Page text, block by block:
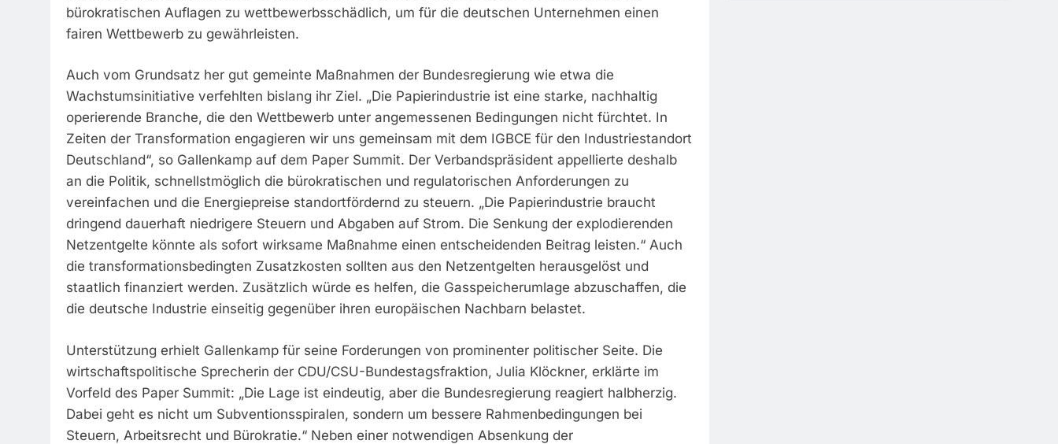
bürokratischen Auflagen zu wettbewerbsschädlich, um für die deutschen Unternehmen einen
fairen Wettbewerb zu gewährleisten.
Auch vom Grundsatz her gut gemeinte Maßnahmen der Bundesregierung wie etwa die
Wachstumsinitiative verfehlten bislang ihr Ziel. „Die Papierindustrie ist eine starke, nachhaltig
operierende Branche, die den Wettbewerb unter angemessenen Bedingungen nicht fürchtet. In
Zeiten der Transformation engagieren wir uns gemeinsam mit dem IGBCE für den Industriestandort
Deutschland“, so Gallenkamp auf dem Paper Summit. Der Verbandspräsident appellierte deshalb
an die Politik, schnellstmöglich die bürokratischen und regulatorischen Anforderungen zu
vereinfachen und die Energiepreise standortfördernd zu steuern. „Die Papierindustrie braucht
dringend dauerhaft niedrigere Steuern und Abgaben auf Strom. Die Senkung der explodierenden
Netzentgelte könnte als sofort wirksame Maßnahme einen entscheidenden Beitrag leisten.“ Auch
die transformationsbedingten Zusatzkosten sollten aus den Netzentgelten herausgelöst und
staatlich finanziert werden. Zusätzlich würde es helfen, die Gasspeicherumlage abzuschaffen, die
die deutsche Industrie einseitig gegenüber ihren europäischen Nachbarn belastet.
Unterstützung erhielt Gallenkamp für seine Forderungen von prominenter politischer Seite. Die
wirtschaftspolitische Sprecherin der CDU/CSU-Bundestagsfraktion, Julia Klöckner, erklärte im
Vorfeld des Paper Summit: „Die Lage ist eindeutig, aber die Bundesregierung reagiert halbherzig.
Dabei geht es nicht um Subventionsspiralen, sondern um bessere Rahmenbedingungen bei
Steuern, Arbeitsrecht und Bürokratie.“ Neben einer notwendigen Absenkung der